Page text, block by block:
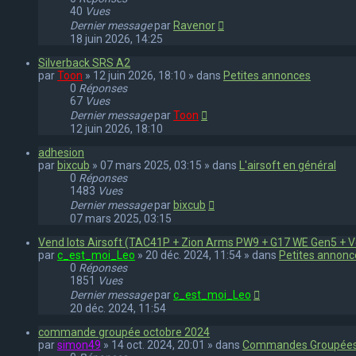
40 Vues
Dernier messagepar Ravenor
18 juin 2026, 14:25
Silverback SRS A2
parToon » 12 juin 2026, 18:10 » dans Petites annonces
0 Réponses
67 Vues
Dernier messageparToon
12 juin 2026, 18:10
adhesion
par bixcub » 07 mars 2025, 03:15 » dans
L'airsoft en général
0 Réponses
1483 Vues
Dernier messagepar bixcub
07 mars 2025, 03:15
Vend lots Airsoft (TAC41P + Zion Arms PW9 + G17 WE Gen5 +
parc_est_moi_Leo » 20 déc. 2024, 11:54 » dans Petites
0 Réponses
1851 Vues
Dernier messageparc_est_moi_Leo
20 déc. 2024, 11:54
commande groupée octobre 2024
parsimon49 » 14 oct. 2024, 20:01 » dans Commandes